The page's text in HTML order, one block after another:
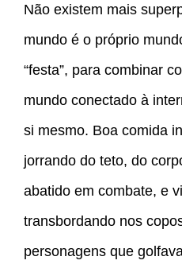
Não existem mais
mundo é o próprio
“festa”, para combinar
mundo conectado à
si mesmo. Boa comida
jorrando do teto, do
abatido em combate, e
transbordando nos
personagens que